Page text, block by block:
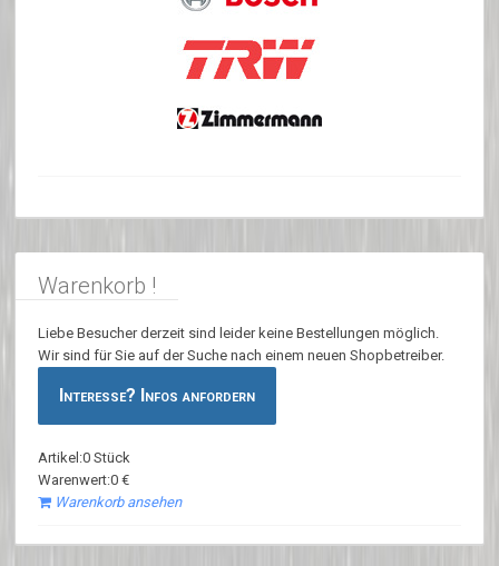
Warenkorb !
Liebe Besucher derzeit sind leider keine Bestellungen möglich.
Wir sind für Sie auf der Suche nach einem neuen Shopbetreiber.
Interesse? Infos anfordern
Artikel:0 Stück
Warenwert:0 €
Warenkorb ansehen